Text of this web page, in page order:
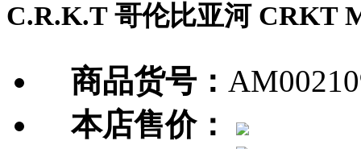
C.R.K.T 哥伦比亚河 CRKT
商品货号：
本店售价：